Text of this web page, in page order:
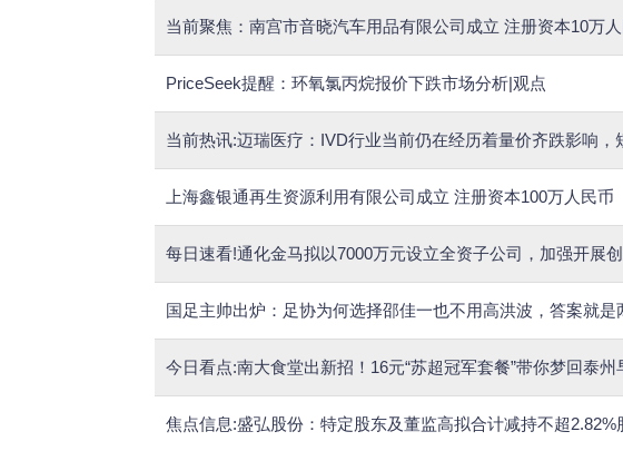
当前聚焦：南宫市音晓汽车用品有限公司成立 注册资本10万
PriceSeek提醒：环氧氯丙烷报价下跌市场分析|观点
当前热讯:迈瑞医疗：IVD行业当前仍在经历着量价齐跌影响，
上海鑫银通再生资源利用有限公司成立 注册资本100万人民币
每日速看!通化金马拟以7000万元设立全资子公司，加强开展
国足主帅出炉：足协为何选择邵佳一也不用高洪波，答案就是
今日看点:南大食堂出新招！16元“苏超冠军套餐”带你梦回泰州
焦点信息:盛弘股份：特定股东及董监高拟合计减持不超2.82%